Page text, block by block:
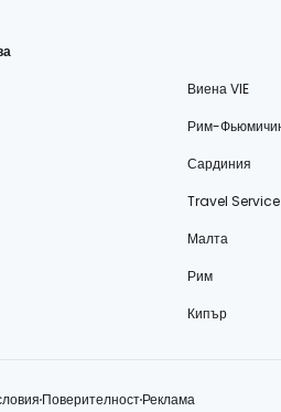
Виена VIE
Рим-
Сардиния
Travel Service
Малта
Рим
Кипър
ПоверителностРеклама